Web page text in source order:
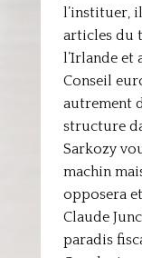
l’instituer,
articles du
l’Irlande et
Conseil
autrement
structure
Sarkozy
machin
opposera
Claude
paradis